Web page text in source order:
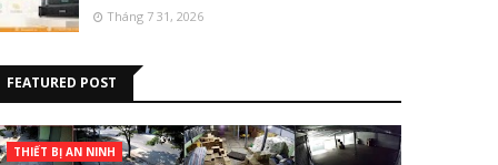
Tháng 7 31, 2026
FEATURED POST
THIẾT BỊ AN NINH